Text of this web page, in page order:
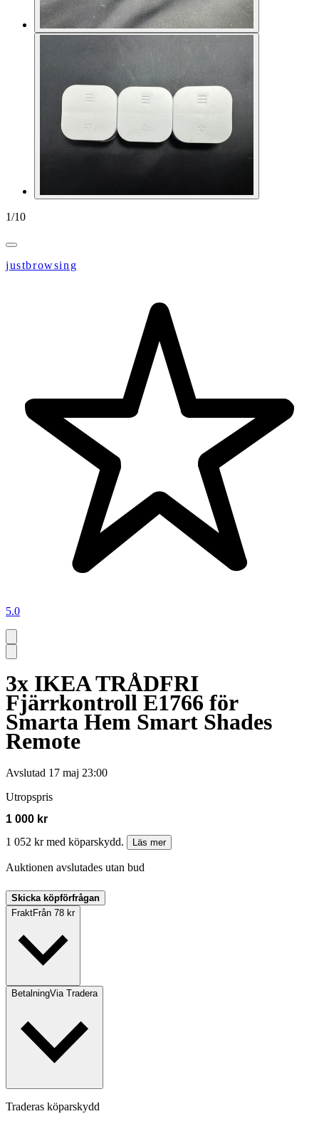
1/10
justbrowsing
5.0
3x IKEA TRÅDFRI
Fjärrkontroll E1766 för
Smarta Hem Smart Shades
Remote
Avslutad 17 maj 23:00
Utropspris
1 000 kr
1 052 kr med köparskydd.
Läs mer
Auktionen avslutades utan bud
Skicka köpförfrågan
FraktFrån 78 kr
BetalningVia Tradera
Traderas köparskydd